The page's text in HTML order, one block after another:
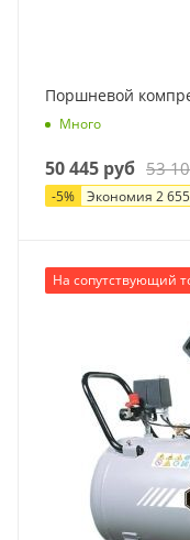
Поршневой
Много
50 445 руб 53
-5% Экономия 2 655
На сопутствующий
Производитель
Remeza
Производительность
500 л/мин
Давление
Объем ресивера